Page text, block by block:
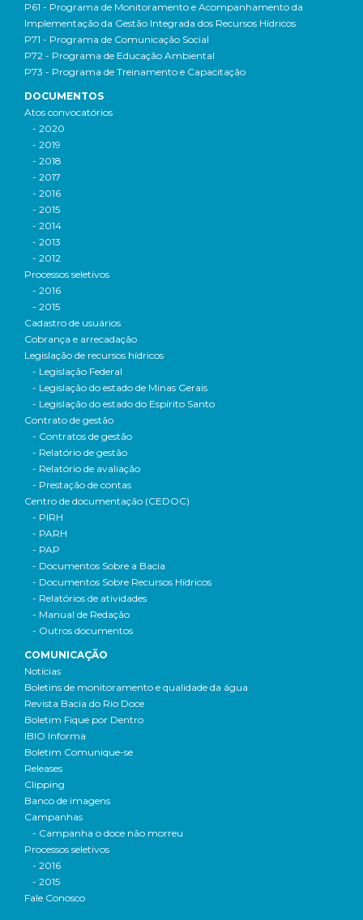
P61 - Programa de Monitoramento e Acompanhamento da
Implementação da Gestão Integrada dos Recursos Hídricos
P71 - Programa de Comunicação Social
P72 - Programa de Educação Ambiental
P73 - Programa de Treinamento e Capacitação
DOCUMENTOS
Atos convocatórios
- 2020
- 2019
- 2018
- 2017
- 2016
- 2015
- 2014
- 2013
- 2012
Processos seletivos
- 2016
- 2015
Cadastro de usuários
Cobrança e arrecadação
Legislação de recursos hídricos
- Legislação Federal
- Legislação do estado de Minas Gerais
- Legislação do estado do Espírito Santo
Contrato de gestão
- Contratos de gestão
- Relatório de gestão
- Relatório de avaliação
- Prestação de contas
Centro de documentação (CEDOC)
- PIRH
- PARH
- PAP
- Documentos Sobre a Bacia
- Documentos Sobre Recursos Hídricos
- Relatórios de atividades
- Manual de Redação
- Outros documentos
COMUNICAÇÃO
Notícias
Boletins de monitoramento e qualidade da água
Revista Bacia do Rio Doce
Boletim Fique por Dentro
IBIO Informa
Boletim Comunique-se
Releases
Clipping
Banco de imagens
Campanhas
- Campanha o doce não morreu
Processos seletivos
- 2016
- 2015
Fale Conosco